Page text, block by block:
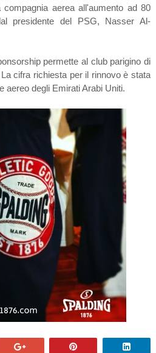
aerea all'aumento ad 80
presidente del PSG, Nasser Al-
permette al club parigino di
cifra richiesta per il rinnovo è stata
aereo degli Emirati Arabi Uniti.